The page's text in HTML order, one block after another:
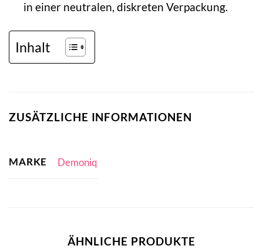
in einer neutralen, diskreten Verpackung.
Inhalt
ZUSÄTZLICHE INFORMATIONEN
MARKE Demoniq
ÄHNLICHE PRODUKTE